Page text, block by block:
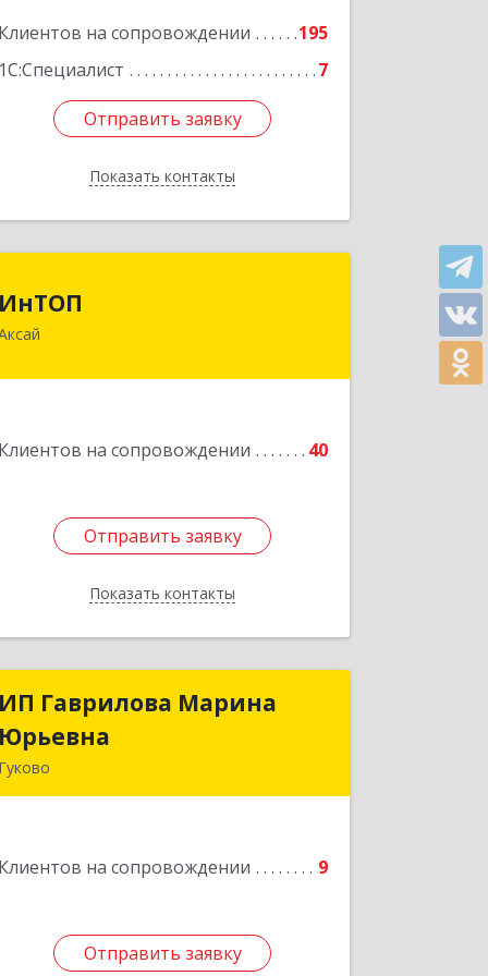
Клиентов на сопровождении
195
1С:Специалист
7
Отправить заявку
Показать контакты
Подробнее
Отправить заявку
Назад
ИнТОП
Клиентов на сопровождении 40
Отправить заявку
Показать контакты
Подробнее
Отправить заявку
Назад
ИП Гаврилова Марина
Юрьевна
Гуково
Клиентов на сопровождении 9
Отправить заявку
ИП Гаврилова Марина
Отправить заявку